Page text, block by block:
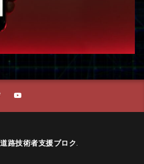
道路技術者支援ブロク.